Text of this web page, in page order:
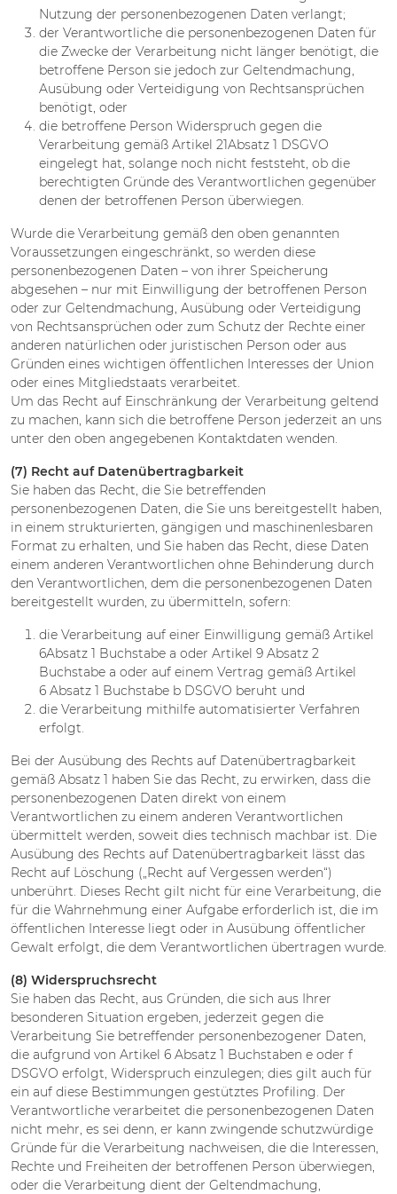
Nutzung der personenbezogenen Daten verlangt;
der Verantwortliche die personenbezogenen Daten für
die Zwecke der Verarbeitung nicht länger benötigt, die
betroffene Person sie jedoch zur Geltendmachung,
Ausübung oder Verteidigung von Rechtsansprüchen
benötigt, oder
die betroffene Person Widerspruch gegen die
Verarbeitung gemäß Artikel 21Absatz 1 DSGVO
eingelegt hat, solange noch nicht feststeht, ob die
berechtigten Gründe des Verantwortlichen gegenüber
denen der betroffenen Person überwiegen.
Wurde die Verarbeitung gemäß den oben genannten
Voraussetzungen eingeschränkt, so werden diese
personenbezogenen Daten – von ihrer Speicherung
abgesehen – nur mit Einwilligung der betroffenen Person
oder zur Geltendmachung, Ausübung oder Verteidigung
von Rechtsansprüchen oder zum Schutz der Rechte einer
anderen natürlichen oder juristischen Person oder aus
Gründen eines wichtigen öffentlichen Interesses der Union
oder eines Mitgliedstaats verarbeitet.
Um das Recht auf Einschränkung der Verarbeitung geltend
zu machen, kann sich die betroffene Person jederzeit an uns
unter den oben angegebenen Kontaktdaten wenden.
(7) Recht auf Datenübertragbarkeit
Sie haben das Recht, die Sie betreffenden
personenbezogenen Daten, die Sie uns bereitgestellt haben,
in einem strukturierten, gängigen und maschinenlesbaren
Format zu erhalten, und Sie haben das Recht, diese Daten
einem anderen Verantwortlichen ohne Behinderung durch
den Verantwortlichen, dem die personenbezogenen Daten
bereitgestellt wurden, zu übermitteln, sofern:
die Verarbeitung auf einer Einwilligung gemäß Artikel
6Absatz 1 Buchstabe a oder Artikel 9 Absatz 2
Buchstabe a oder auf einem Vertrag gemäß Artikel
6 Absatz 1 Buchstabe b DSGVO beruht und
die Verarbeitung mithilfe automatisierter Verfahren
erfolgt.
Bei der Ausübung des Rechts auf Datenübertragbarkeit
gemäß Absatz 1 haben Sie das Recht, zu erwirken, dass die
personenbezogenen Daten direkt von einem
Verantwortlichen zu einem anderen Verantwortlichen
übermittelt werden, soweit dies technisch machbar ist. Die
Ausübung des Rechts auf Datenübertragbarkeit lässt das
Recht auf Löschung („Recht auf Vergessen werden“)
unberührt. Dieses Recht gilt nicht für eine Verarbeitung, die
für die Wahrnehmung einer Aufgabe erforderlich ist, die im
öffentlichen Interesse liegt oder in Ausübung öffentlicher
Gewalt erfolgt, die dem Verantwortlichen übertragen wurde.
(8) Widerspruchsrecht
Sie haben das Recht, aus Gründen, die sich aus Ihrer
besonderen Situation ergeben, jederzeit gegen die
Verarbeitung Sie betreffender personenbezogener Daten,
die aufgrund von Artikel 6 Absatz 1 Buchstaben e oder f
DSGVO erfolgt, Widerspruch einzulegen; dies gilt auch für
ein auf diese Bestimmungen gestütztes Profiling. Der
Verantwortliche verarbeitet die personenbezogenen Daten
nicht mehr, es sei denn, er kann zwingende schutzwürdige
Gründe für die Verarbeitung nachweisen, die die Interessen,
Rechte und Freiheiten der betroffenen Person überwiegen,
oder die Verarbeitung dient der Geltendmachung,